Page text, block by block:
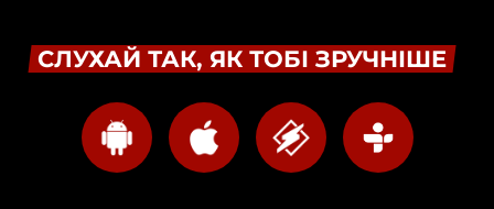
СЛУХАЙ ТАК, ЯК ТОБІ ЗРУЧНІШЕ